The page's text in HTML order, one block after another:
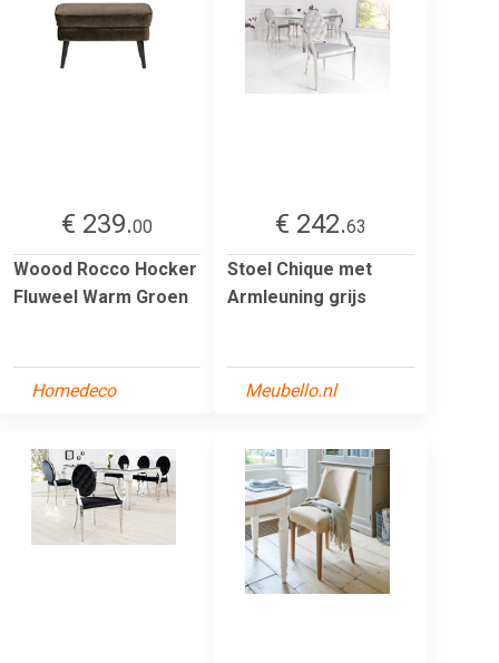
€ 239.00
Woood Rocco Hocker
Fluweel Warm Groen
Homedeco
€ 242.63
Stoel Chique met
Armleuning grijs
Meubello.nl